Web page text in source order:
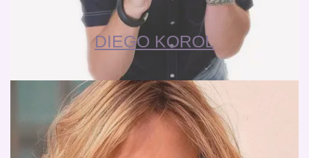
DIEGO KOROL